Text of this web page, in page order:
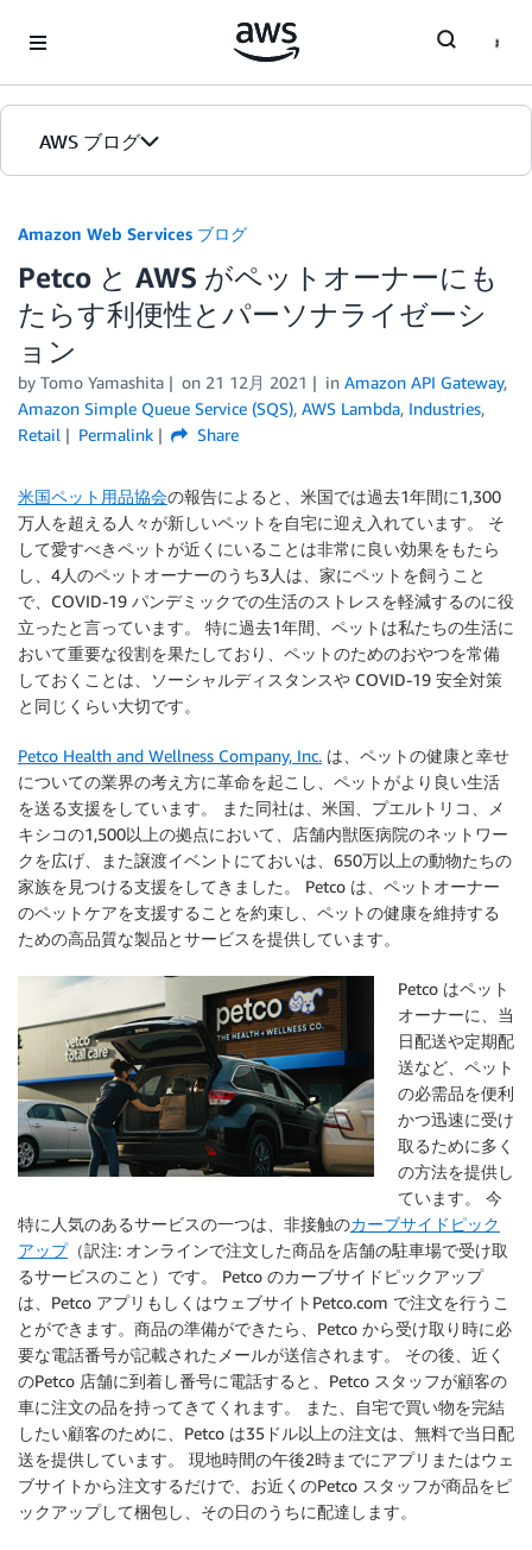
AWS ブログ
カテゴリ
エディション
Amazon Web Services ブログ
Petco と AWS がペットオーナーにも
たらす利便性とパーソナライゼーシ
ョン
by Tomo Yamashita on 21 12月 2021 in Amazon API Gateway,
Amazon Simple Queue Service (SQS), AWS Lambda, Industries,
Retail
Permalink Share
米国ペット用品協会の報告によると、米国では過去1年間に1,300
万人を超える人々が新しいペットを自宅に迎え入れています。 そ
して愛すべきペットが近くにいることは非常に良い効果をもたら
し、4人のペットオーナーのうち3人は、家にペットを飼うこと
で、COVID-19 パンデミックでの生活のストレスを軽減するのに役
立ったと言っています。 特に過去1年間、ペットは私たちの生活に
おいて重要な役割を果たしており、ペットのためのおやつを常備
しておくことは、ソーシャルディスタンスや COVID-19 安全対策
と同じくらい大切です。
Petco Health and Wellness Company, Inc. は、ペットの健康と幸せ
についての業界の考え方に革命を起こし、ペットがより良い生活
を送る支援をしています。 また同社は、米国、プエルトリコ、メ
キシコの1,500以上の拠点において、店舗内獣医病院のネットワー
クを広げ、また譲渡イベントにておいは、650万以上の動物たちの
家族を見つける支援をしてきました。 Petco は、ペットオーナー
のペットケアを支援することを約束し、ペットの健康を維持する
ための高品質な製品とサービスを提供しています。
Petco はペット
オーナーに、当
日配送や定期配
送など、ペット
の必需品を便利
かつ迅速に受け
取るために多く
の方法を提供し
ています。 今
特に人気のあるサービスの一つは、非接触のカーブサイドピック
アップ（訳注: オンラインで注文した商品を店舗の駐車場で受け取
るサービスのこと）です。 Petco のカーブサイドピックアップ
は、Petco アプリもしくはウェブサイトPetco.com で注文を行うこ
とができます。商品の準備ができたら、Petco から受け取り時に必
要な電話番号が記載されたメールが送信されます。 その後、近く
のPetco 店舗に到着し番号に電話すると、Petco スタッフが顧客の
車に注文の品を持ってきてくれます。 また、自宅で買い物を完結
したい顧客のために、Petco は35ドル以上の注文は、無料で当日配
送を提供しています。 現地時間の午後2時までにアプリまたはウェ
ブサイトから注文するだけで、お近くのPetco スタッフが商品をピ
ックアップして梱包し、その日のうちに配達します。